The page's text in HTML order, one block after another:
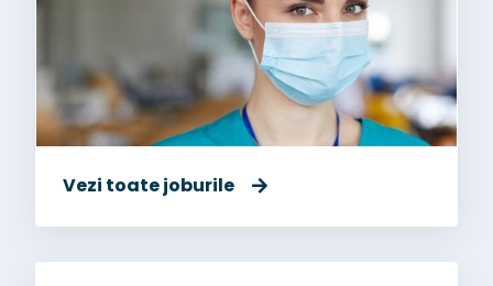
Vezi toate joburile